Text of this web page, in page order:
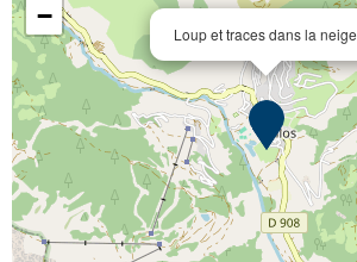
Loup et traces dans la neige
−